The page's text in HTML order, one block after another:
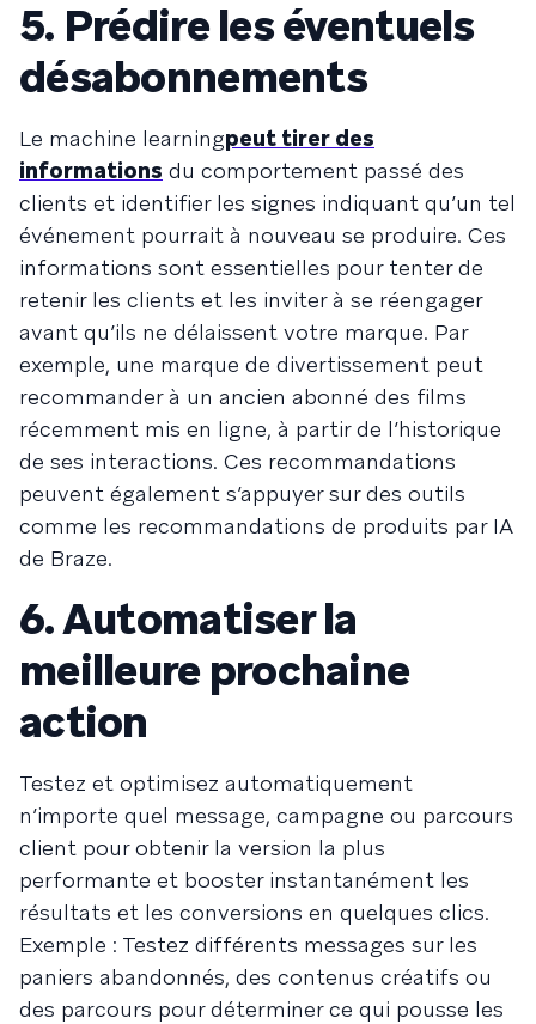
5. Prédire les éventuels
désabonnements
Le machine learningpeut tirer des
informations du comportement passé des
clients et identifier les signes indiquant qu’un tel
événement pourrait à nouveau se produire. Ces
informations sont essentielles pour tenter de
retenir les clients et les inviter à se réengager
avant qu’ils ne délaissent votre marque. Par
exemple, une marque de divertissement peut
recommander à un ancien abonné des films
récemment mis en ligne, à partir de l’historique
de ses interactions. Ces recommandations
peuvent également s’appuyer sur des outils
comme les recommandations de produits par IA
de Braze.
6. Automatiser la
meilleure prochaine
action
Testez et optimisez automatiquement
n’importe quel message, campagne ou parcours
client pour obtenir la version la plus
performante et booster instantanément les
résultats et les conversions en quelques clics.
Exemple : Testez différents messages sur les
paniers abandonnés, des contenus créatifs ou
des parcours pour déterminer ce qui pousse les